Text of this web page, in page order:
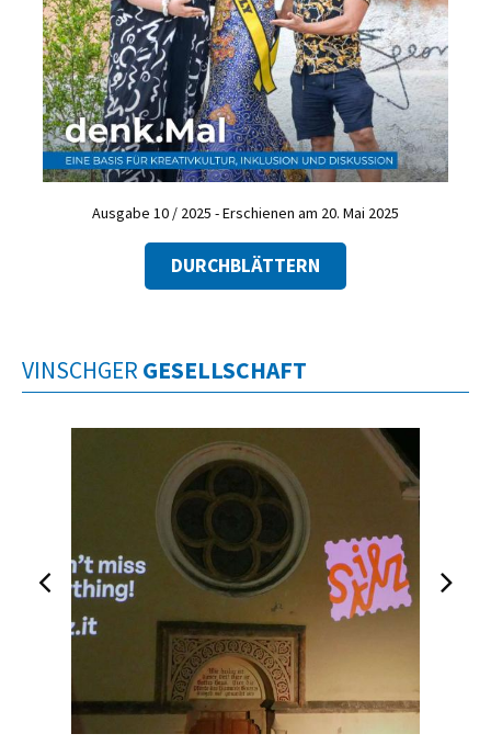
Ausgabe 10 / 2025 - Erschienen am 20. Mai 2025
DURCHBLÄTTERN
VINSCHGER GESELLSCHAFT